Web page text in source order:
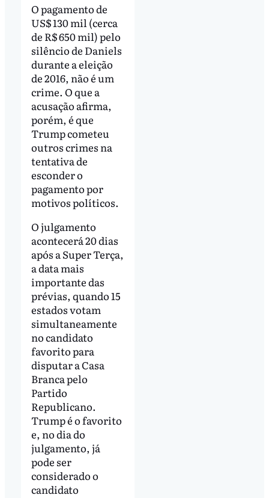
O pagamento de
US$ 130 mil (cerca
de R$ 650 mil) pelo
silêncio de Daniels
durante a eleição
de 2016, não é um
crime. O que a
acusação afirma,
porém, é que
Trump cometeu
outros crimes na
tentativa de
esconder o
pagamento por
motivos políticos.
O julgamento
acontecerá 20 dias
após a Super Terça,
a data mais
importante das
prévias, quando 15
estados votam
simultaneamente
no candidato
favorito para
disputar a Casa
Branca pelo
Partido
Republicano.
Trump é o favorito
e, no dia do
julgamento, já
pode ser
considerado o
candidato